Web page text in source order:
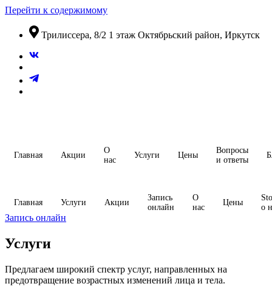
Перейти к содержимому
​Трилиссера, 8/2​ 1 этаж​ Октябрьский район, Иркутск
Главная Акции
О
нас
Услуги Цены
Вопросы
и ответы
Главная Услуги Акции
Запись
онлайн
О
нас
Цены
о
Запись онлайн
Услуги
Предлагаем широкий спектр услуг, направленных на
предотвращение возрастных изменений лица и тела.